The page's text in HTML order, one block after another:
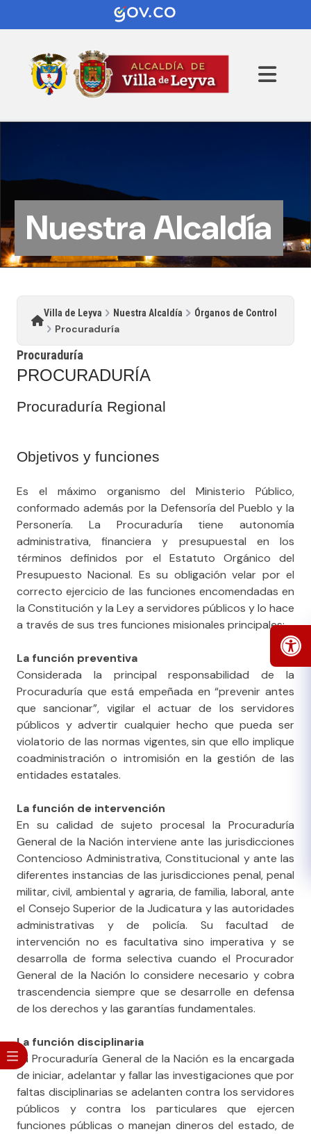
Nuestra Alcaldía
Villa de Leyva Nuestra Alcaldía Órganos de Control
Procuraduría
Procuraduría
​PROCU​RADURÍA
Procuraduría Regional
Objetivos y funciones
Es el máximo organismo del Ministerio Público,
conformado además por la Defensoría del Pueblo y la
Personería. La Procuraduría tiene autonomía
administrativa, financiera y presupuestal en los
términos definidos por el Estatuto Orgánico del
Presupuesto Nacional. Es su obligación velar por el
correcto ejercicio de las funciones encomendadas en
la Constitución y la Ley a servidores públicos y lo hace
a través de sus tres funciones misionales principales:
La función preventiva
Considerada la principal responsabilidad de la
Procuraduría que está empeñada en “prevenir antes
que sancionar”, vigilar el actuar de los servidores
públicos y advertir cualquier hecho que pueda ser
violatorio de las normas vigentes, sin que ello implique
coadministración o intromisión en la gestión de las
entidades estatales.
La función de intervención
En su calidad de sujeto procesal la Procuraduría
General de la Nación interviene ante las jurisdicciones
Contencioso Administrativa, Constitucional y ante las
diferentes instancias de las jurisdicciones penal, penal
militar, civil, ambiental y agraria, de familia, laboral, ante
el Consejo Superior de la Judicatura y las autoridades
administrativas y de policía. Su facultad de
intervención no es facultativa sino imperativa y se
desarrolla de forma selectiva cuando el Procurador
General de la Nación lo considere necesario y cobra
trascendencia siempre que se desarrolle en defensa
de los derechos y las garantías fundamentales.
La función disciplinaria
La Procuraduría General de la Nación es la encargada
de iniciar, adelantar y fallar las investigaciones que por
faltas disciplinarias se adelanten contra los servidores
públicos y contra los particulares que ejercen
funciones públicas o manejan dineros del estado, de